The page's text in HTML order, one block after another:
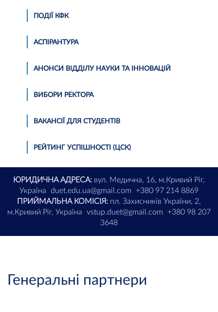
ПОДІЇ КФК
АСПІРАНТУРА
АНОНСИ ВІДДІЛУ НАУКИ ТА ІННОВАЦІЙ
ВИБОРИ РЕКТОРА
ВАКАНСІЇ ДЛЯ СТУДЕНТІВ
РЕЙТИНГ УСПІШНОСТІ (ЦСК)
ЮРИДИЧНА АДРЕСА: вул. Медична, 16, м.Кривий Ріг,
Україна
duet.edu.ua@gmail.com
+380 97 214 8869
ПРИЙМАЛЬНА КОМІСІЯ: пл. Захисників України, 2,
м.Кривий Ріг, Україна
vstup.duet@gmail.com
+380 98 207
3648
Генеральні партнери